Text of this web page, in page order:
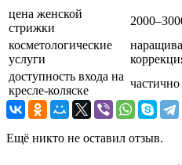
цена женской
стрижки
косметологические
услуги
доступность входа на
кресле-коляске
Ещё никто не оставил отзыв.